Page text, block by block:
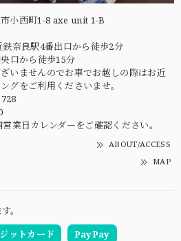
小西町1-8 axe unit 1-B
鉄奈良駅4番出口から徒歩2分
口から徒歩15分
いませんのでお車でお越しの際はお近
グをご利用くださいませ。
業日カレンダーをご確認ください。
ABOUT/ACCESS
MAP
。
ットカード PayPay